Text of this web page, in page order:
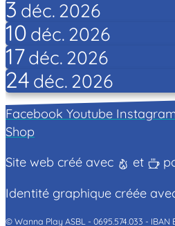
3 déc. 2026
10 déc. 2026
17déc. 2026
24 déc. 2026
Facebook Youtube
Shop
Site web créé avec
et
Identité graphique créée
© Wanna Play ASBL - 0695.574.033 - IBAN